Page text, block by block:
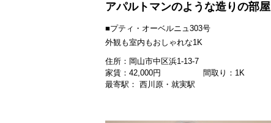
アパルトマンのような造りの部屋
■プティ・オーベルニュ303号
外観も室内もおしゃれな1K
住所：岡山市中区浜1-13-7
家賃： 42,000円
間取り：1K
最寄駅： 西川原・就実駅